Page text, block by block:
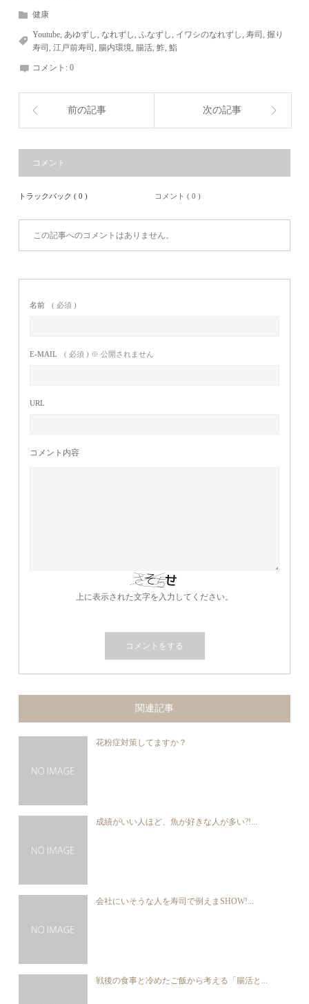
健康
Youtube,あゆずし, なれずし,ふなずし, イワシのなれずし,寿司,握り
寿司,江戸前寿司, 腸内環境, 腸活,鮓,鮨
コメント:0
前の記事 次の記事
コメント
トラックバック ( 0 ) コメント ( 0 )
この記事へのコメントはありません。
名前 ( 必須 )
E-MAIL ( 必須 ) ※ 公開されません
URL
コメント内容
上に表示された文字を入力してください。
関連記事
花粉症対策してますか？
成績がいい人ほど、魚が好きな人が多い?!...
会社にいそうな人を寿司で例えまSHOW!...
戦後の食事と冷めたご飯から考える「腸活と...